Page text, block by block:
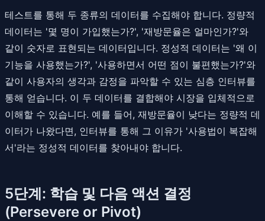
테스트를 통해 두 종류의 데이터를 수집해야 합니다. 정량적
데이터는 '몇 명이 가입했는가?', '재방문율은 얼마인가?'와
같이 숫자로 표현되는 데이터입니다. 정성적 데이터는 '왜 이
기능을 사용했는가?', '사용하면서 어떤 점이 불편했는가?'와
같이 사용자의 생각과 감정을 파악할 수 있는 심층 인터뷰를
통해 얻습니다. 이 두 데이터를 결합해야 시장을 입체적으로
이해할 수 있습니다. 예를 들어, 재방문율이 낮다는 정량적 데
이터가 나왔다면, 인터뷰를 통해 그 이유가 '사용법이 복잡해
서'라는 정성적 데이터를 찾아내야 합니다.
5단계: 학습 및 다음 액션 결정
(Persevere or Pivot)